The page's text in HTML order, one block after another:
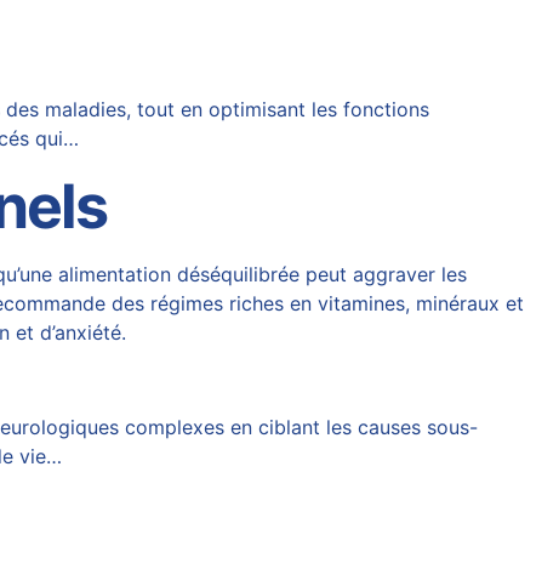
maladies, tout en optimisant les fonctions
qui…
alimentation déséquilibrée peut aggraver les
des régimes riches en vitamines, minéraux et
et d’anxiété.
complexes en ciblant les causes sous-
vie…